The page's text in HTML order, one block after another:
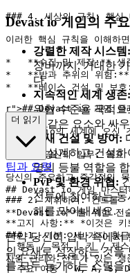
Devast io 게임의 주
강렬한 제작 시스템:
장비까지, 거대한
다.
지속적인 세계 생존:
위협 수준을 극적
와 같은 요소와 싸
요새 건설 및 방어:
를 설계하고 건설
명의 등불 역할을
PvP 및 환경 위협:
전투에 참여하는
해를 막아내세요.
만약 당신이 압박 속에서
의 요새로 성장하는 것을
를 모두 능가하는 스릴을
### 4. 세상의 규칙: 핵심
이러한 핵심 규칙을 이해하
*   **수집 및 제작:** 생존
*   **밤과 추위의 위험:**
r">## Devast io 게임 플
Devast.io의 세계에 오신
### 1. 당신의 임무: 목표
당신의 주요하고 즉각적인
### 2. 지휘하기: 컨트롤
**고지 사항:** *이것은 키
| 행동 / 목적 | 키 / 제스
| :--- | :--- |
| 주요 이동 | W, A, S, D
더 읽기
팁과 요령
## Devast io 게임 마스터
**Devast io**를 위한 전술
### 1. 기본: 세 가지 황금
자원 관리와 전투가 있는